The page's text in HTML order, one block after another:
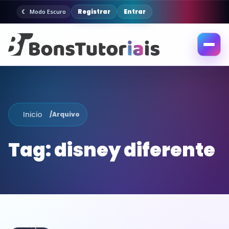
Modo Escuro Registrar Entrar
Abrir
Inicio /Arquivo
Tag:disney diferente